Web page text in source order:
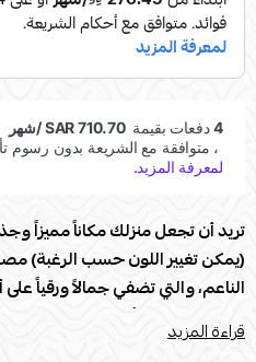
تريد أن تجعل منزلك مكاناً مميزاً
(يمكن تغيير اللون حسب الرغبة)
الناعم، والتي تضفي جمالاً ورقياً
الكنبة لعدد من أشخاص بكل راحة،
التي تحب استضافة الأصدقاء
قراءة المزيد